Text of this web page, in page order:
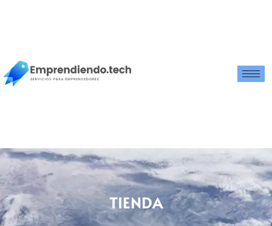
TIENDA